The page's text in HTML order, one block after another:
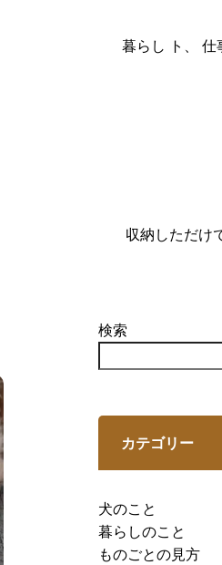
暮らし ト、
検索
カテゴリー
犬のこと
暮らしのこと
ものごとの見方